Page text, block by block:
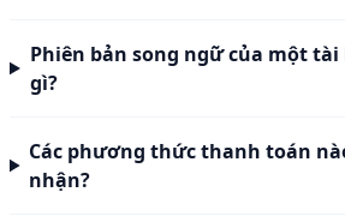
Phiên bản song ngữ của một tài
gì?
Các phương thức thanh toán
nhận?